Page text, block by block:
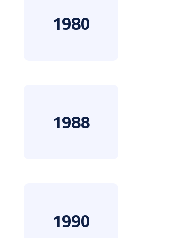
1980
1988
1990